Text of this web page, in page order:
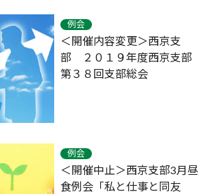
例会
＜開催内容変更＞西京支
部 ２０１９年度西京支部
第３８回支部総会
例会
＜開催中止＞西京支部3月昼
食例会「私と仕事と同友